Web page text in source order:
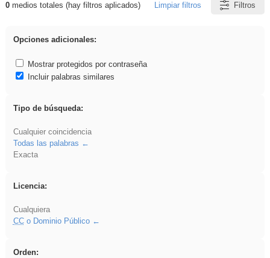
Resultados de: sumar
0medios totales (hay filtros aplicados) Limpiar filtros Filtros
Opciones adicionales:
Mostrar protegidos por contraseña
Incluir palabras similares
Tipo de búsqueda:
Cualquier coincidencia
Todas las palabras
Exacta
Licencia:
Cualquiera
CCo Dominio Público
Orden: